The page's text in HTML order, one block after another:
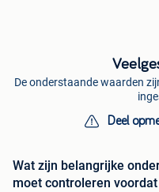
De onderstaande waarden
Deel
Wat zijn belangrijke
moet controleren